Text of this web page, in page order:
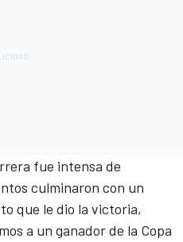
fue intensa de
culminaron con un
que le dio la victoria,
a un ganador de la Copa